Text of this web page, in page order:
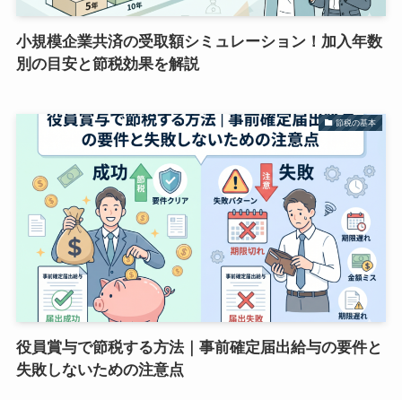
小規模企業共済の受取額シミュレーション！加入年数
別の目安と節税効果を解説
節税の基本
役員賞与で節税する方法｜事前確定届出給与の要件と
失敗しないための注意点